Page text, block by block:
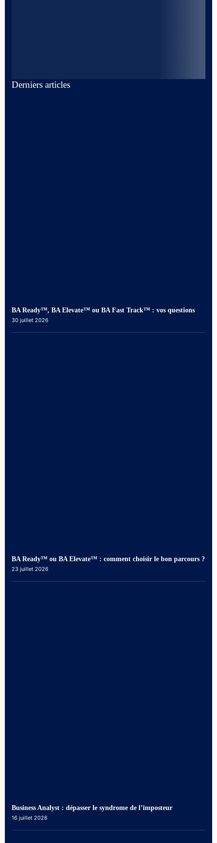
Derniers articles
BA Ready™, BA Elevate™ ou BA Fast Track™ : vos questions
30 juillet 2026
BA Ready™ ou BA Elevate™ : comment choisir le bon parcours ?
23 juillet 2026
Business Analyst : dépasser le syndrome de l’imposteur
16 juillet 2026